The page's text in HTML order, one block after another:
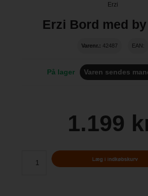
Erzi
Erzi Bord med
Varenr.: 42487 EAN:
På lager Varen sendes
1.199